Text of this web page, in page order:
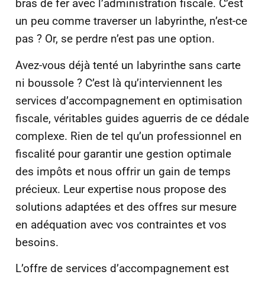
bras de fer avec l’administration fiscale. C’est
un peu comme traverser un labyrinthe, n’est-ce
pas ? Or, se perdre n’est pas une option.
Avez-vous déjà tenté un labyrinthe sans carte
ni boussole ? C’est là qu’interviennent les
services d’accompagnement en optimisation
fiscale, véritables guides aguerris de ce dédale
complexe. Rien de tel qu’un professionnel en
fiscalité pour garantir une gestion optimale
des impôts et nous offrir un gain de temps
précieux. Leur expertise nous propose des
solutions adaptées et des offres sur mesure
en adéquation avec vos contraintes et vos
besoins.
L’offre de services d’accompagnement est